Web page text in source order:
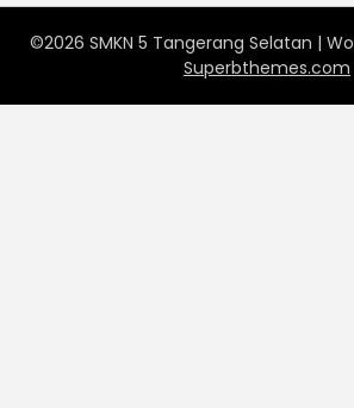
©2026 SMKN 5 Tangerang Selatan |
Superbthemes.com